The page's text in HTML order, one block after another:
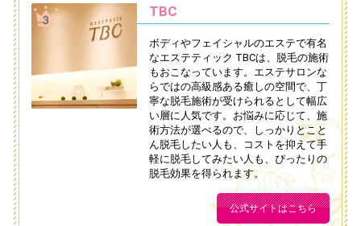
TBC
ボディやフェイシャルのエステで有名
なエステティック TBCは、脱毛の施術
もおこなっています。エステサロンな
らではの高級感ある癒しの空間で、丁
寧な脱毛施術が受けられるとして幅広
い層に人気です。お悩みに応じて、施
術方法が選べるので、しっかりとこと
ん脱毛したい人も、コストを抑えて手
軽に脱毛してみたい人も、ぴったりの
脱毛効果を得られます。
公式サイトはこちら